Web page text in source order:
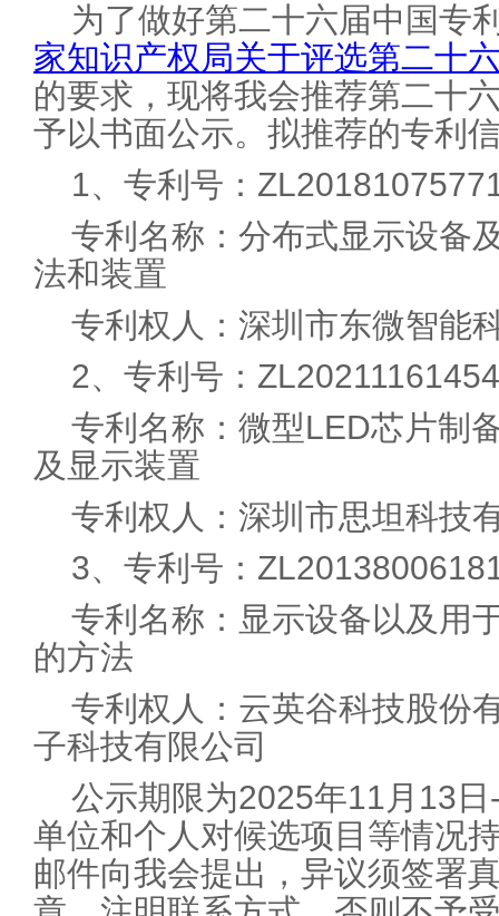
为了做好第二十六届中国专
家知识产权局关于评选第二十
的要求，现将我会推荐第二十
予以书面公示。拟推荐的专利
1、专利号：
专利名称：分布式显示设备
法和装置
专利权人：深圳市东微智能
2、专利号：
专利名称：微型LED芯片制
及显示装置
专利权人：深圳市思坦科技
3、专利号：
专利名称：显示设备以及用
的方法
专利权人：云英谷科技股份
子科技有限公司
公示期限为2025年11月13
单位和个人对候选项目等情况
邮件向我会提出，异议须签署